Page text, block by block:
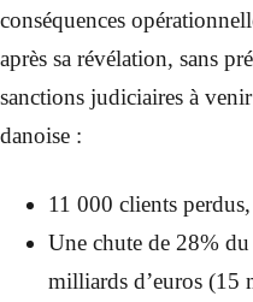
conséquences
après sa révélation, sans
sanctions judiciaires à
danoise :
11 000 clients
Une chute de 28%
milliards d’euros (15